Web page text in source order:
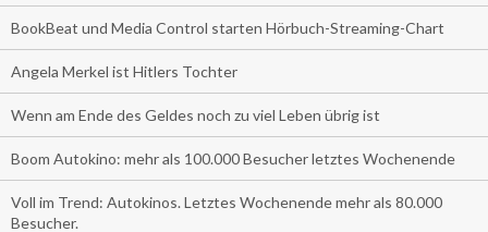
BookBeat und Media Control starten Hörbuch-Streaming-Chart
Angela Merkel ist Hitlers Tochter
Wenn am Ende des Geldes noch zu viel Leben übrig ist
Boom Autokino: mehr als 100.000 Besucher letztes Wochenende
Voll im Trend: Autokinos. Letztes Wochenende mehr als 80.000
Besucher.